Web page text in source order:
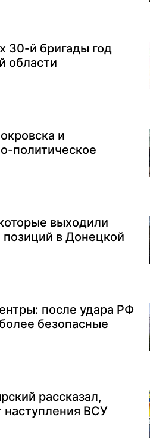
30-й бригады год
области
и
политическое
выходили
в Донецкой
после удара РФ
безопасные
рассказал,
наступления ВСУ